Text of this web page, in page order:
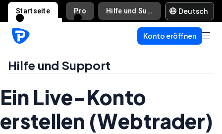
Startseite Pro Hilfe und Support Deutsch
Konto eröffnen
Hilfe und Support
Ein Live-Konto
erstellen (Webtrader)